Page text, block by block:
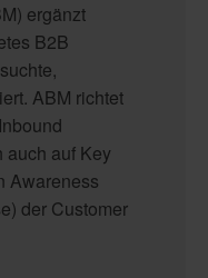
ergänzt
B2B
ABM richtet
auch auf Key
Awareness
der Customer